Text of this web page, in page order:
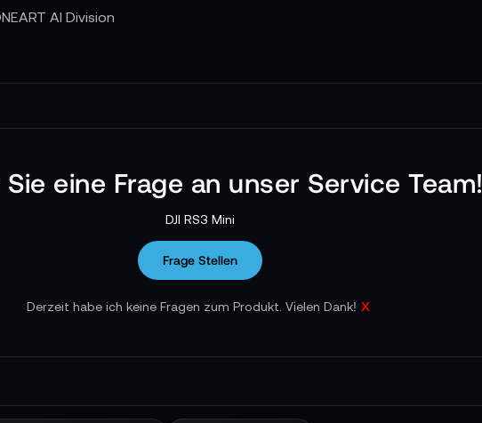
AI Division
Sie eine Frage an unser Service Team!
DJI RS3 Mini
Frage Stellen
Derzeit habe ich keine Fragen zum Produkt. Vielen Dank! x